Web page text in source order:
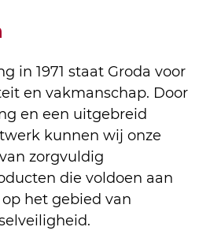
in 1971 staat Groda voor
en vakmanschap. Door
en een uitgebreid
kunnen wij onze
zorgvuldig
die voldoen aan
het gebied van